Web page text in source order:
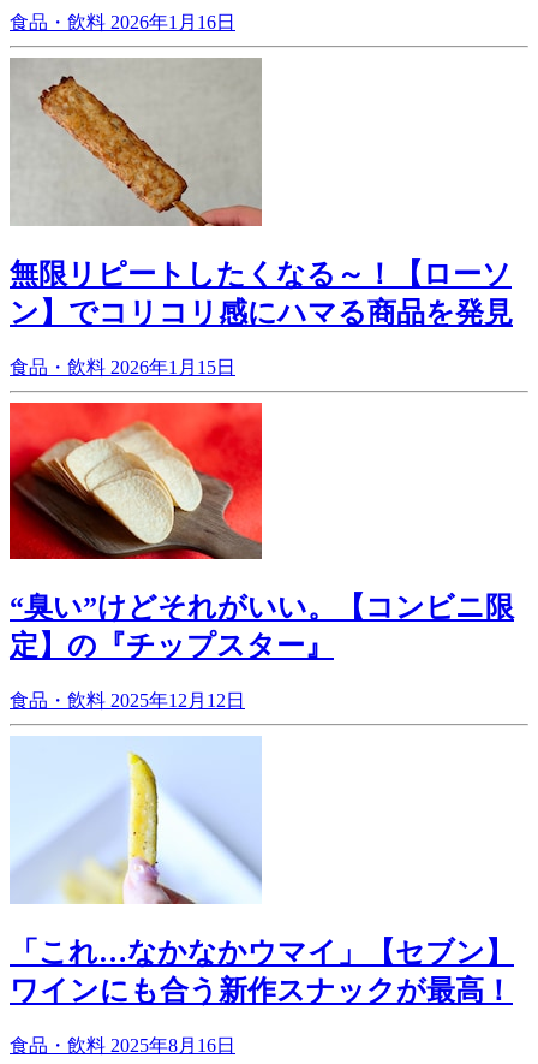
食品・飲料 2026年1月16日
無限リピートしたくなる～！【ローソ
ン】でコリコリ感にハマる商品を発見
食品・飲料 2026年1月15日
“臭い”けどそれがいい。【コンビニ限
定】の『チップスター』
食品・飲料 2025年12月12日
「これ…なかなかウマイ」【セブン】
ワインにも合う新作スナックが最高！
食品・飲料 2025年8月16日